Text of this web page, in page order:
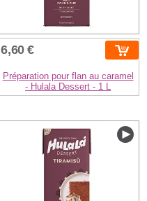
6,60 €
Préparation pour flan au caramel
- Hulala Dessert - 1 L